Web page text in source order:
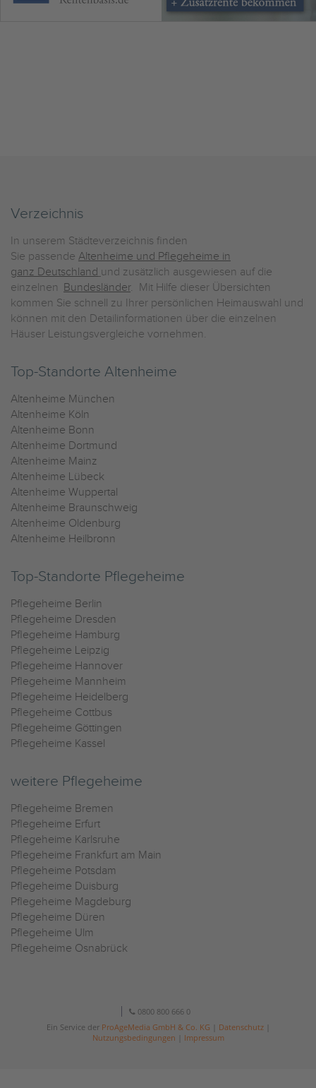
Verzeichnis
In unserem Städteverzeichnis finden
Sie passende Altenheime und Pflegeheime in
ganz Deutschland und zusätzlich ausgewiesen auf die
einzelnen Bundesländer. Mit Hilfe dieser Übersichten
kommen Sie schnell zu Ihrer persönlichen Heimauswahl und
können mit den Detailinformationen über die einzelnen
Häuser Leistungsvergleiche vornehmen.
Top-Standorte Altenheime
Altenheime München
Altenheime Köln
Altenheime Bonn
Altenheime Dortmund
Altenheime Mainz
Altenheime Lübeck
Altenheime Wuppertal
Altenheime Braunschweig
Altenheime Oldenburg
Altenheime Heilbronn
Top-Standorte Pflegeheime
Pflegeheime Berlin
Pflegeheime Dresden
Pflegeheime Hamburg
Pflegeheime Leipzig
Pflegeheime Hannover
Pflegeheime Mannheim
Pflegeheime Heidelberg
Pflegeheime Cottbus
Pflegeheime Göttingen
Pflegeheime Kassel
weitere Pflegeheime
Pflegeheime Bremen
Pflegeheime Erfurt
Pflegeheime Karlsruhe
Pflegeheime Frankfurt am Main
Pflegeheime Potsdam
Pflegeheime Duisburg
Pflegeheime Magdeburg
Pflegeheime Düren
Pflegeheime Ulm
Pflegeheime Osnabrück
0800 800 666 0
Ein Service der ProAgeMedia GmbH & Co. KG Datenschutz|
Nutzungsbedingungen
Impressum